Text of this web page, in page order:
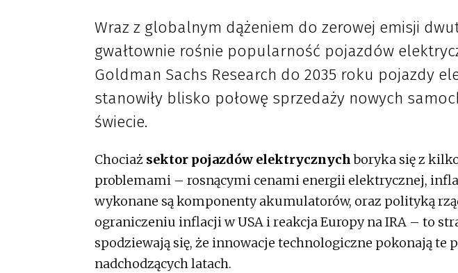
Wraz z globalnym dążeniem do zerowej emisji
gwałtownie rośnie popularność pojazdów
Goldman Sachs Research do 2035 roku pojazdy
stanowiły blisko połowę sprzedaży nowych
świecie.
Chociaż sektor pojazdów elektrycznychboryka się z
problemami – rosnącymi cenami energii elektrycznej,
wykonane są komponenty akumulatorów, oraz polityką
ograniczeniu inflacji w USA i reakcja Europy na IRA – to
spodziewają się, że innowacje technologiczne pokonają te
nadchodzących latach.